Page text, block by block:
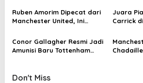
t
o
Ruben Amorim Dipecat dari
Manchester United, Ini
Juara
Carrick
Conor Gallagher Resmi Jadi
Amunisi Baru Tottenham
Don't Miss